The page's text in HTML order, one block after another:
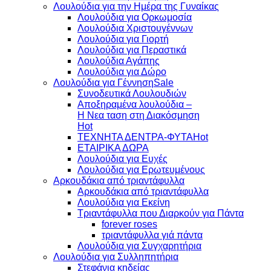
Λουλούδια για την Ημέρα της Γυναίκας
Λουλούδια για Ορκωμοσία
Λουλούδια Χριστουγέννων
Λουλούδια για Γιορτή
Λουλούδια για Περαστικά
Λουλούδια Αγάπης
Λουλούδια για Δώρο
Λουλούδια για Γέννηση
Συνοδευτικά Λουλουδιών
Αποξηραμένα λουλούδια –
Η Νεα ταση στη Διακόσμηση
ΤΕΧΝΗΤΑ ΔΕΝΤΡΑ-ΦΥΤΑ
ΕΤΑΙΡΙΚΑ ΔΩΡΑ
Λουλούδια για Ευχές
Λουλούδια για Ερωτευμένους
Aρκουδάκια από τριαντάφυλλα
Aρκουδάκια από τριαντάφυλλα
Λουλούδια για Εκείνη
Τριαντάφυλλα που Διαρκούν για Πάντα
forever roses
τριαντάφυλλα γιά πάντα
Λουλούδια για Συγχαρητήρια
Λουλούδια για Συλληπητήρια
Στεφάνια κηδείας